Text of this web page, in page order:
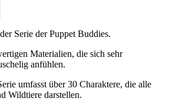
Serie der Puppet Buddies.
Materialien, die sich sehr
anfühlen.
umfasst über 30 Charaktere, die alle
Wildtiere darstellen.